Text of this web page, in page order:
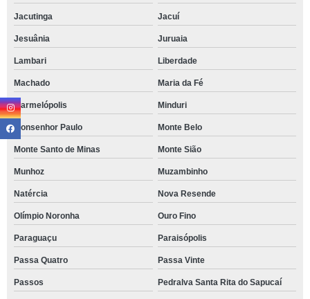
Jacutinga Jacuí
Jesuânia Juruaia
Lambari Liberdade
Machado Maria da Fé
Marmelópolis Minduri
Monsenhor Paulo Monte Belo
Monte Santo de Minas Monte Sião
Munhoz Muzambinho
Natércia Nova Resende
Olímpio Noronha Ouro Fino
Paraguaçu Paraisópolis
Passa Quatro Passa Vinte
Passos Pedralva Santa Rita do Sapucaí